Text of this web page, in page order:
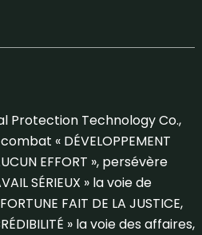
Protection Technology Co.,
« DÉVELOPPEMENT
EFFORT », persévère
SÉRIEUX » la voie de
FAIT DE LA JUSTICE,
» la voie des affaires,